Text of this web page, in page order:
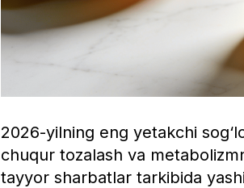
2026-yilning eng yetakchi
chuqur tozalash va
tayyor sharbatlar tarkibida